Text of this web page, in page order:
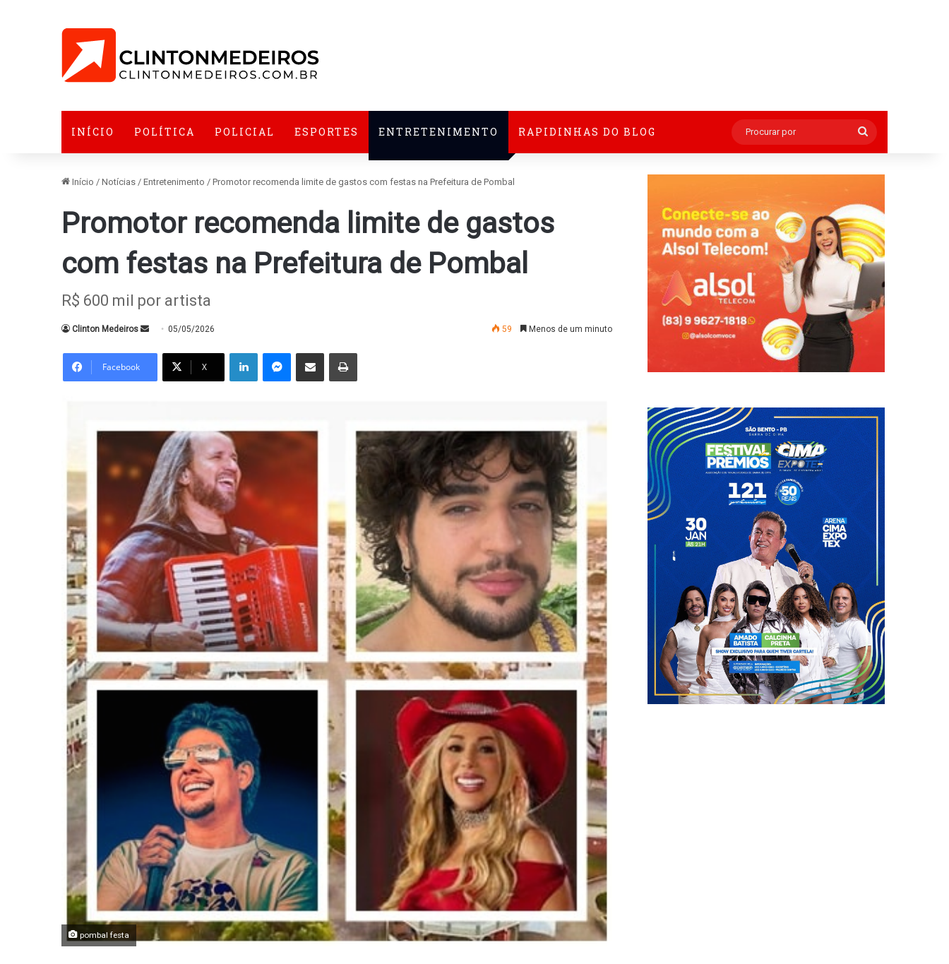
INÍCIO POLÍTICA POLICIAL ESPORTES ENTRETENIMENTO RAPIDINHAS DO BLOG
Procurar
por
Início / Notícias / Entretenimento / Promotor recomenda limite de gastos com festas na Prefeitura de Pombal
Promotor recomenda limite de gastos
com festas na Prefeitura de Pombal
R$ 600 mil por artista
Clinton Medeiros
Mande
mail
05/05/2026 59 Menos de um minuto
Facebook X
LinkedinMessenger
Compartilhar via e-mail Imprimir
pombal festa